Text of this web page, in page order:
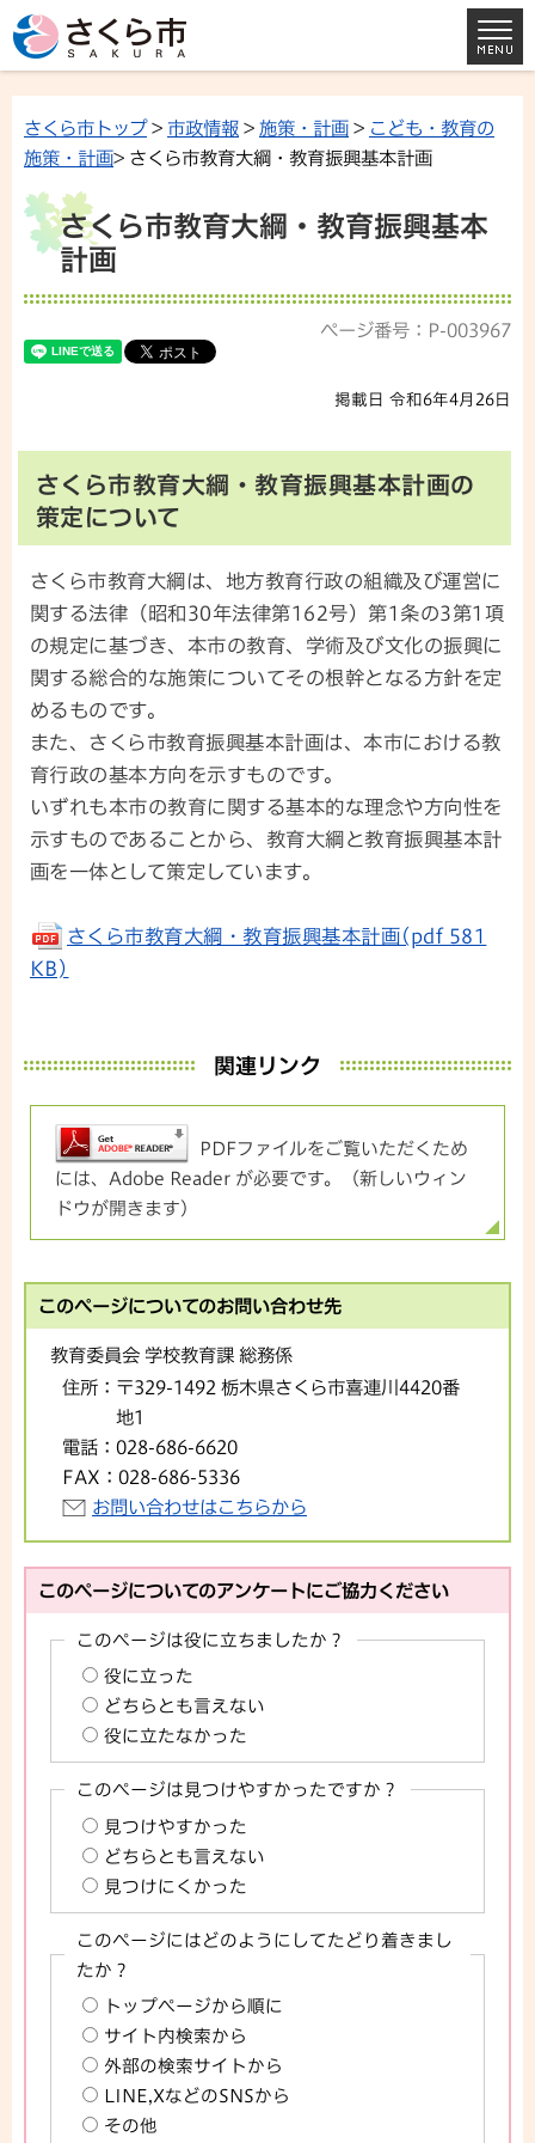
さくら市トップ> 市政情報 > 施策・計画 > こども・教育の
施策・計画> さくら市教育大綱・教育振興基本計画
さくら市教育大綱・教育振興基本
計画
ページ番号：P-003967
掲載日 令和6年4月26日
さくら市教育大綱・教育振興基本計画の
策定について
さくら市教育大綱は、地方教育行政の組織及び運営に
関する法律（昭和30年法律第162号）第1条の3第1項
の規定に基づき、本市の教育、学術及び文化の振興に
関する総合的な施策についてその根幹となる方針を定
めるものです。
また、さくら市教育振興基本計画は、本市における教
育行政の基本方向を示すものです。
いずれも本市の教育に関する基本的な理念や方向性を
示すものであることから、教育大綱と教育振興基本計
画を一体として策定しています。
さくら市教育大綱・教育振興基本計画(pdf 581
KB)
関連リンク
PDFファイルをご覧いただくため
には、Adobe Reader が必要です。（新しいウィン
ドウが開きます）
このページについてのお問い合わせ先
教育委員会 学校教育課 総務係
住所： 〒329-1492 栃木県さくら市喜連川4420番
地1
電話： 028-686-6620
FAX： 028-686-5336
お問い合わせはこちらから
このページについてのアンケートにご協力ください
このページは役に立ちましたか？
役に立った
どちらとも言えない
役に立たなかった
このページは見つけやすかったですか？
見つけやすかった
どちらとも言えない
見つけにくかった
このページにはどのようにしてたどり着きまし
たか？
トップページから順に
サイト内検索から
外部の検索サイトから
LINE,XなどのSNSから
その他